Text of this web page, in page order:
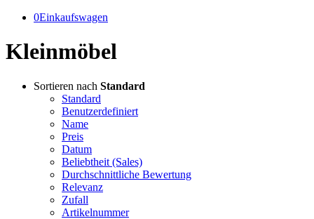
0Einkaufswagen
Kleinmöbel
Sortieren nach Standard
Standard
Benutzerdefiniert
Name
Preis
Datum
Beliebtheit (Sales)
Durchschnittliche Bewertung
Relevanz
Zufall
Artikelnummer